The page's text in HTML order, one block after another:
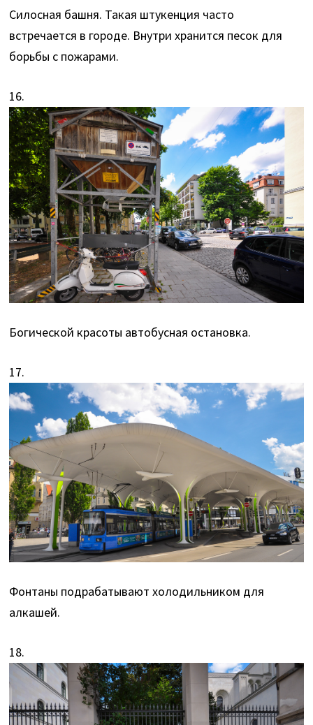
Силосная башня. Такая штукенция часто
встречается в городе. Внутри хранится песок для
борьбы с пожарами.
16.
Богической красоты автобусная остановка.
17.
Фонтаны подрабатывают холодильником для
алкашей.
18.